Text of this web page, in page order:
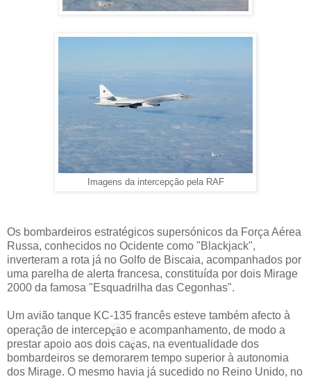
Imagens da intercepção pela RAF
Os bombardeiros estratégicos supersónicos da Força Aérea
Russa, conhecidos no Ocidente como "Blackjack",
inverteram a rota já no Golfo de Biscaia, acompanhados por
uma parelha de alerta francesa, constituída por dois Mirage
2000 da famosa "Esquadrilha das Cegonhas".
Um avião tanque KC-135 francês esteve também afecto à
operação de intercepção e acompanhamento, de modo a
prestar apoio aos dois caças, na eventualidade dos
bombardeiros se demorarem tempo superior à autonomia
dos Mirage. O mesmo havia já sucedido no Reino Unido, no